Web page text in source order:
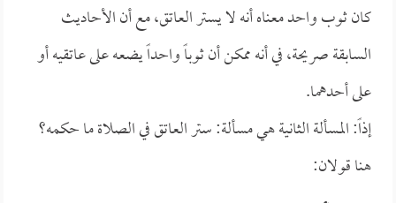
كان ثوب واحد معناه أنه لا يستر العاتق، مع أن الأحاديث
السابقة صريحة، في أنه ممكن أن ثوباً واحداً يضعه على عاتقيه أو
على أحدهما.
إذاً: المسألة الثانية هي مسألة: ستر العاتق في الصلاة ما حكمه؟
هنا قولان: